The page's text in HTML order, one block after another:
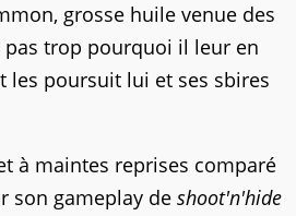
grosse huile venue des
pas trop pourquoi il leur en
les poursuit lui et ses sbires
à maintes reprises comparé
son gameplay de shoot'n'hide